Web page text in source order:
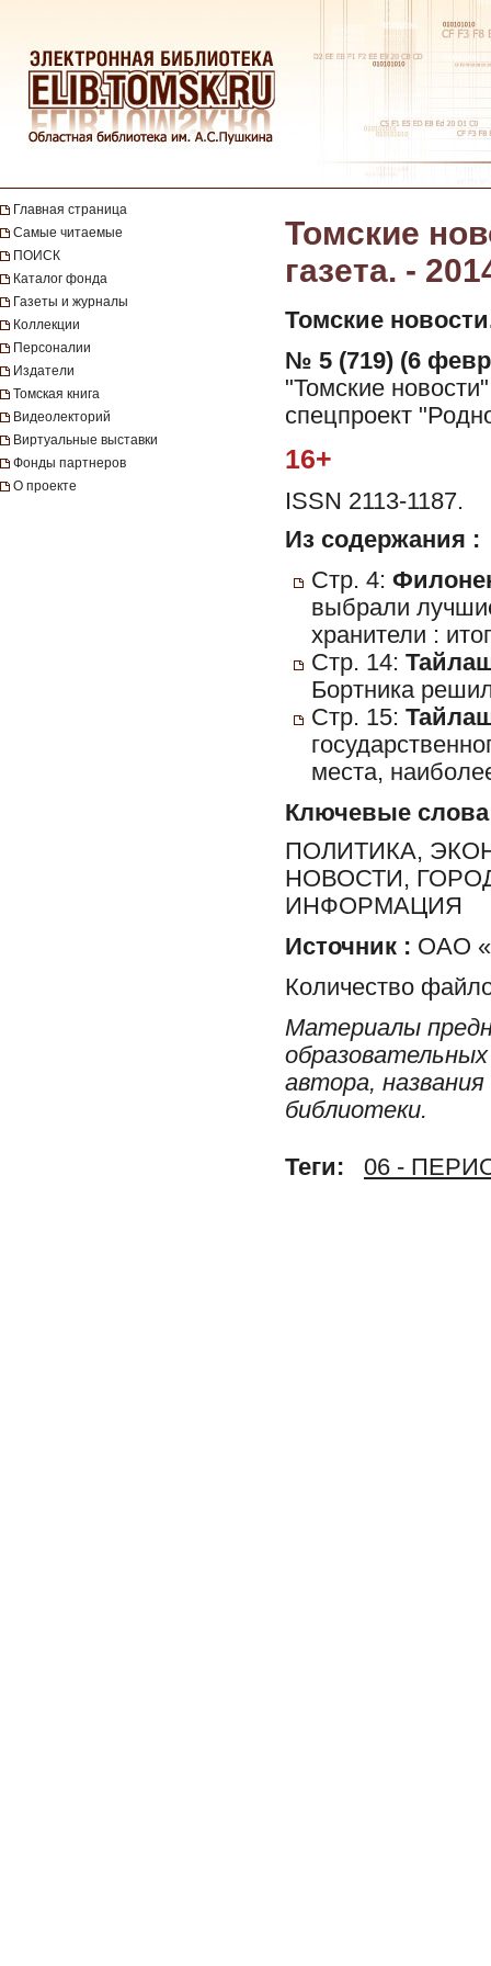
Главная страница
Самые читаемые
ПОИСК
Каталог фонда
Газеты и журналы
Коллекции
Персоналии
Издатели
Томская книга
Видеолекторий
Виртуальные выставки
Фонды партнеров
О проекте
Томские
газета. -
Томские
№ 5 (719) (6
"Томские
спецпроект
16+
ISSN 2113-1187.
Из содержания :
Стр. 4:
выбрали
хранители :
Стр. 14:
Бортника
Стр. 15:
места,
Ключевые слова
ПОЛИТИКА,
НОВОСТИ,
ИНФОРМАЦИЯ
Источник : ОАО
Количество
Материалы
автора,
библиотеки.
Теги: 06 -